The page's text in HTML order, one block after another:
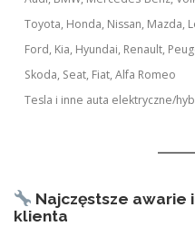
Toyota, Honda, Nissan, Mazda,
Ford, Kia, Hyundai, Renault,
Skoda, Seat, Fiat, Alfa Romeo
Tesla i inne auta elektryczne/
Najczęstsze awarie
klienta